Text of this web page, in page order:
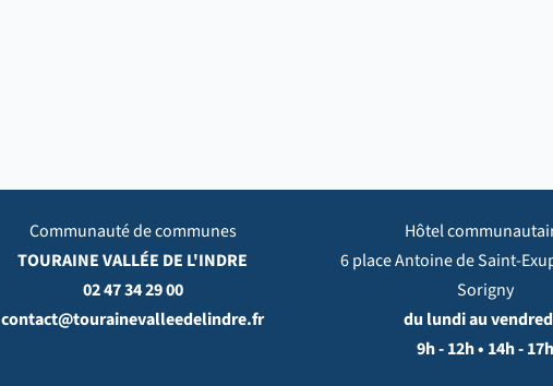
Communauté de communes
TOURAINE VALLÉE DE L'INDRE
02 47 34 29 00
contact@tourainevalleedelindre.fr
Hôtel
6 place Antoine de Saint-
Sorigny
du lundi au
9h - 12h • 14h - 17h